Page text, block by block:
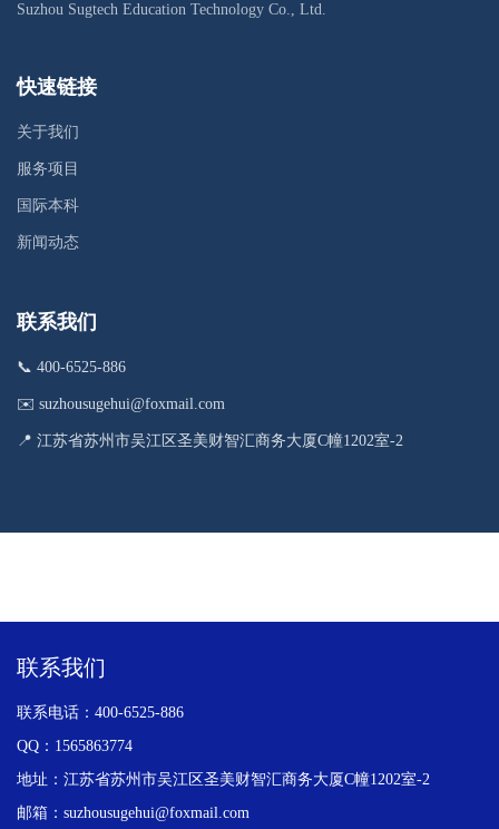
Suzhou Sugtech Education Technology Co., Ltd.
快速链接
关于我们
服务项目
国际本科
新闻动态
联系我们
📞 400-6525-886
✉️ suzhousugehui@foxmail.com
📍 江苏省苏州市吴江区圣美财智汇商务大厦C幢1202室-2
联系我们
联系电话：400-6525-886
QQ：1565863774
地址：江苏省苏州市吴江区圣美财智汇商务大厦C幢1202室-2
邮箱：suzhousugehui@foxmail.com